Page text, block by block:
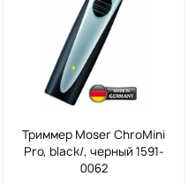
Триммер Moser ChroMini
Pro, black/, черный 1591-
0062